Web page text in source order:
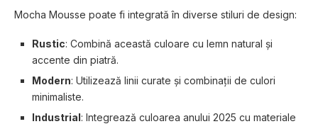
Mocha Mousse poate fi integrată în diverse stiluri de design:
Rustic: Combină această culoare cu lemn natural și
accente din piatră.
Modern: Utilizează linii curate și combinații de culori
minimaliste.
Industrial: Integrează culoarea anului 2025 cu materiale